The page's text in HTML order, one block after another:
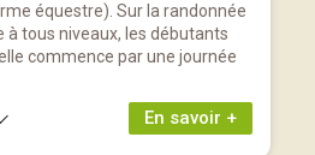
équestre). Sur la randonnée
à tous niveaux, les débutants
commence par une journée
En savoir +